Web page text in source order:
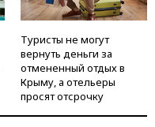
Туристы не могут
вернуть деньги за
отмененный отдых в
Крыму, а отельеры
просят отсрочку